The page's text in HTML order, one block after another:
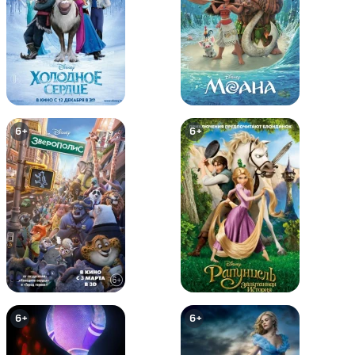
12+
Покемон: Хупа и Битва Веков
12+
Покемон: Я Выбираю Тебя /
Покемон 20
6+ 6+
6+ 6+
6+ 6+